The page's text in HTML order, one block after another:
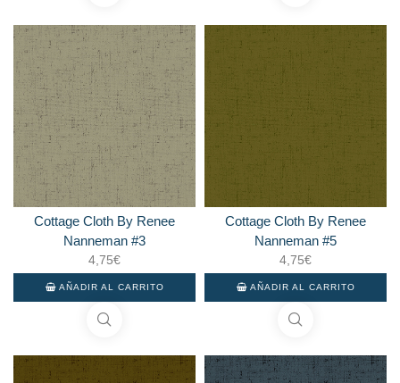
Cottage Cloth By Renee
Nanneman #3
4,75€
AÑADIR AL CARRITO
Cottage Cloth By Renee
Nanneman #5
4,75€
AÑADIR AL CARRITO